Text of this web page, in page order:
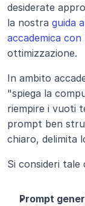
desiderate
la nostra guida
accademica con
ottimizzazione.
In ambito
"spiega la
riempire i vuoti
prompt ben
chiaro, delimita
Si consideri
Prompt